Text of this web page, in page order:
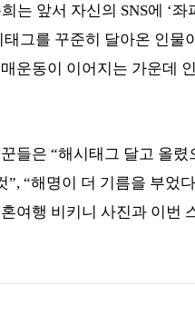
는 앞서 자신의 SNS에 ‘좌
태그를 꾸준히 달아온 인물
운동이 이어지는 가운데
들은 “해시태그 달고 올렸
“해명이 더 기름을 부었
여행 비키니 사진과 이번